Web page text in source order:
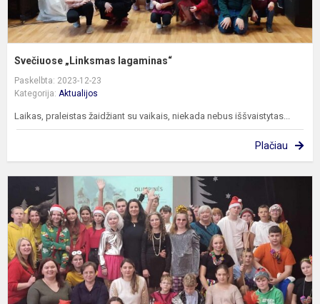
Svečiuose „Linksmas lagaminas“
Paskelbta: 2023-12-23
Kategorija: Aktualijos
Laikas, praleistas žaidžiant su vaikais, niekada nebus iššvaistytas...
Plačiau